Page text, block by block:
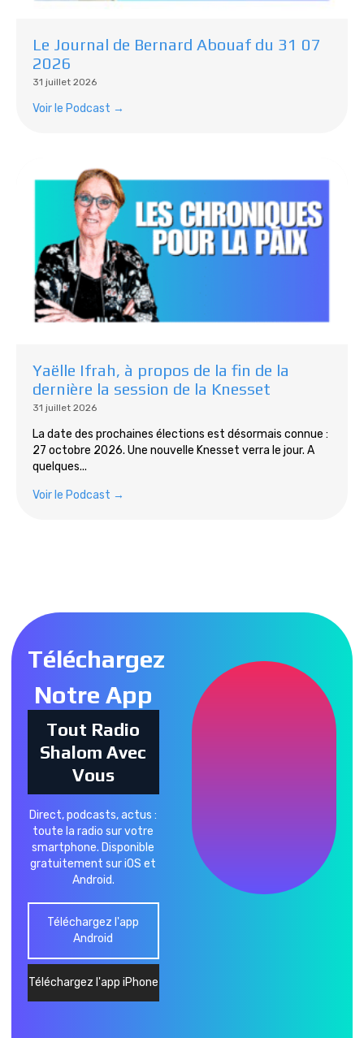
Le Journal de Bernard Abouaf du 31 07
2026
31 juillet 2026
Voir le Podcast →
Yaëlle Ifrah, à propos de la fin de la
dernière la session de la Knesset
31 juillet 2026
La date des prochaines élections est désormais connue :
27 octobre 2026. Une nouvelle Knesset verra le jour. A
quelques...
Voir le Podcast →
Téléchargez
Notre App
Tout Radio
Shalom Avec
Vous
Direct, podcasts, actus :
toute la radio sur votre
smartphone. Disponible
gratuitement sur iOS et
Android.
Téléchargez l'app
Android
Téléchargez l'app iPhone